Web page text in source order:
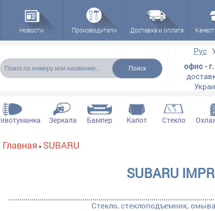
Новости Производители Доставка и оплата
Рус
офис -
Зеркала Бампер Капот Стекло
и комплектующие filter
Крылья, подкрылки, ремчасти filter
filter
фара filter
filter
Вы здесь
Главная » SUBARU
SUBARU
Стекло, стеклоподъемник,